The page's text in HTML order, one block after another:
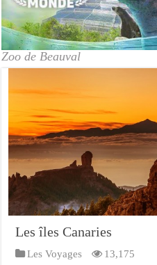
Zoo de Beauval
Les îles Canaries
Les Voyages 13,175